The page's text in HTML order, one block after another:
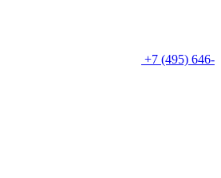
+7 (495) 646-